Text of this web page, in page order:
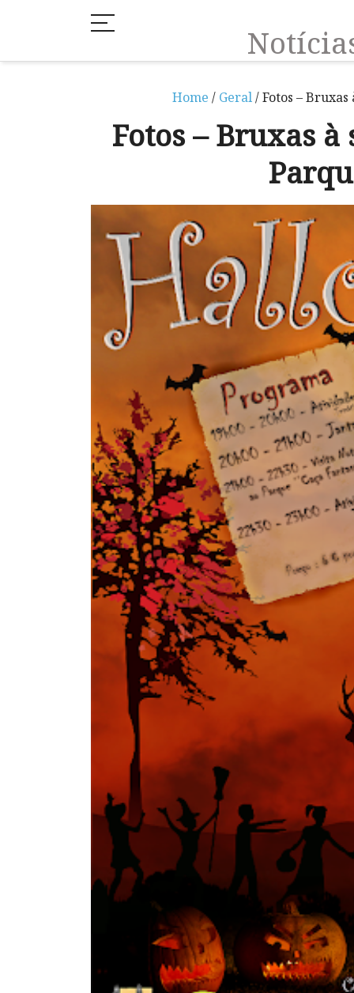
Home / Geral/ Fotos –
Fotos – Bruxas